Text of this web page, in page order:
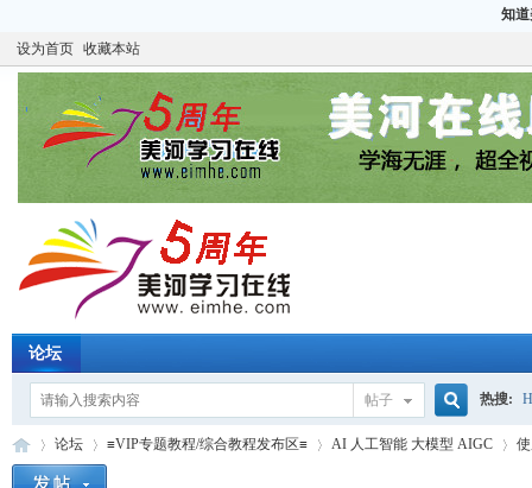
知
设为首页 收藏本站
论坛
帖子
搜
热搜:
CCIE
论坛 ≡VIP专题教程/综合教程发布区≡ AI 人工智能 大模型 AIGC